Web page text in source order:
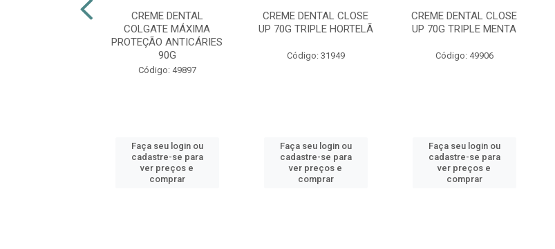
CREME DENTAL
COLGATE MÁXIMA
PROTEÇÃO ANTICÁRIES
90G
Código: 49897
Faça seu login ou
cadastre-se para
ver preços e
comprar
CREME DENTAL CLOSE
UP 70G TRIPLE HORTELÃ
Código: 31949
Faça seu login ou
cadastre-se para
ver preços e
comprar
CREME DENTAL CLOSE
UP 70G TRIPLE MENTA
Código: 49906
Faça seu login ou
cadastre-se para
ver preços e
comprar